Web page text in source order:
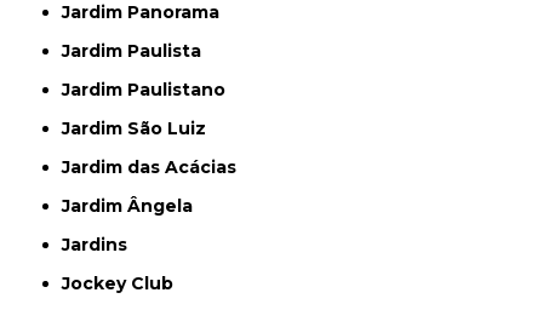
Jardim Panorama
Jardim Paulista
Jardim Paulistano
Jardim São Luiz
Jardim das Acácias
Jardim Ângela
Jardins
Jockey Club